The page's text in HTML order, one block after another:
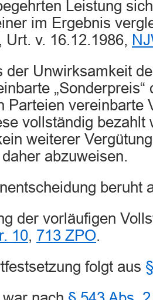
Leistung
im Ergebnis
Urt. v. 16.12.1986,
der Unwirksamkeit
„Sonderpreis“
Parteien vereinbarte
vollständig bezahlt
weiterer
abzuweisen.
beruht
der vorläufigen
10, 713 ZPO.
folgt aus